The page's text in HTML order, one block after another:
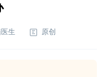
生 原创